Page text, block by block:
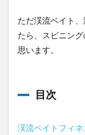
ただ渓流ベイト
たら、スピニン
思います。
目次
渓流ベイトフィネ